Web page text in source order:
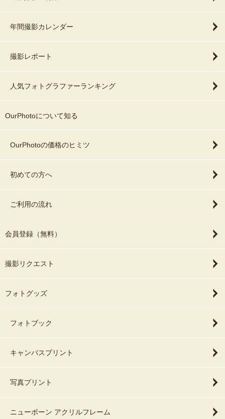
年間撮影カレンダー
撮影レポート
人気フォトグラファーランキング
OurPhotoについて知る
OurPhotoの価格のヒミツ
初めての方へ
ご利用の流れ
会員登録（無料）
撮影リクエスト
フォトグッズ
フォトブック
キャンバスプリント
写真プリント
ニューボーン アクリルフレーム